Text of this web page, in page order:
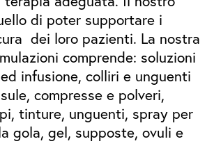
di poter supportare i
dei loro pazienti. La nostra
comprende: soluzioni
infusione, colliri e unguenti
compresse e polveri,
tinture, unguenti, spray per
gola, gel, supposte, ovuli e